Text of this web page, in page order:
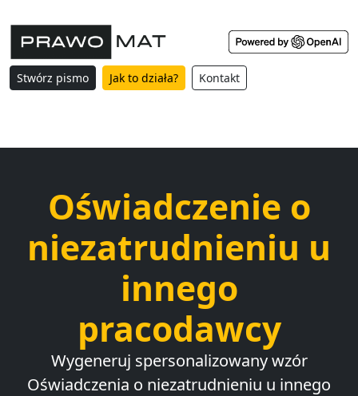
Stwórz pismo Jak to działa? Kontakt
Oświadczenie o
niezatrudnieniu u
innego
pracodawcy
Wygeneruj spersonalizowany wzór
Oświadczenia o niezatrudnieniu u innego